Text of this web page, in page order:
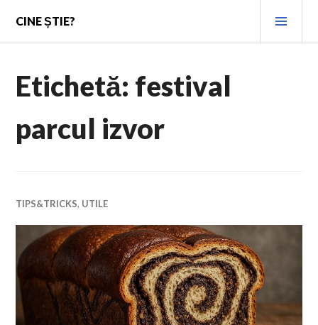
content
CINE ȘTIE?
Etichetă: festival
parcul izvor
TIPS&TRICKS, UTILE